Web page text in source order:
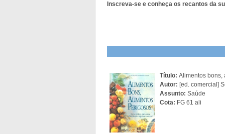
Inscreva-se e conheça os recantos da
Título: Alimentos bons,
Autor: [ed. comercial]
Assunto: Saúde
Cota: FG 61 ali